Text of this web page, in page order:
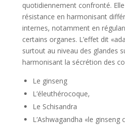
quotidiennement confronté.
résistance en harmonisant
internes, notamment en
certains organes. L’effet dit
surtout au niveau des glandes
harmonisant la sécrétion des
Le ginseng
L’éleuthérocoque,
Le Schisandra
L’Ashwagandha «le ginseng